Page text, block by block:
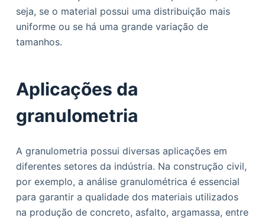
seja, se o material possui uma distribuição mais
uniforme ou se há uma grande variação de
tamanhos.
Aplicações da
granulometria
A granulometria possui diversas aplicações em
diferentes setores da indústria. Na construção civil,
por exemplo, a análise granulométrica é essencial
para garantir a qualidade dos materiais utilizados
na produção de concreto, asfalto, argamassa, entre